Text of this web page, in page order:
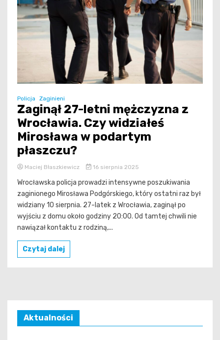
Policja Zaginieni
Zaginął 27-letni mężczyzna z
Wrocławia. Czy widziałeś
Mirosława w podartym
płaszczu?
Maciej Błaszkiewicz 16 sierpnia 2025
Wrocławska policja prowadzi intensywne poszukiwania
zaginionego Mirosława Podgórskiego, który ostatni raz był
widziany 10 sierpnia. 27-latek z Wrocławia, zaginął po
wyjściu z domu około godziny 20:00. Od tamtej chwili nie
nawiązał kontaktu z rodziną,...
Czytaj dalej
Aktualności